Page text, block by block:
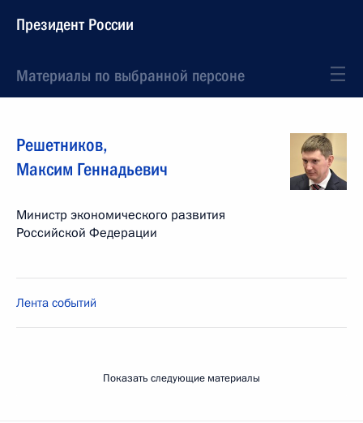
Президент России
Материалы по выбранной персоне
Решетников,
Максим Геннадьевич
Министр экономического развития
Российской Федерации
Лента событий
Показать следующие материалы